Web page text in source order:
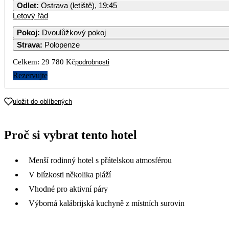
Odlet: Ostrava (letiště), 19:45
Letový řád
Pokoj: Dvoulůžkový pokoj
Strava: Polopenze
Celkem: 29 780 Kčpodrobnosti
Rezervujte
uložit do oblíbených
Proč si vybrat tento hotel
Menší rodinný hotel s přátelskou atmosférou
V blízkosti několika pláží
Vhodné pro aktivní páry
Výborná kalábrijská kuchyně z místních surovin